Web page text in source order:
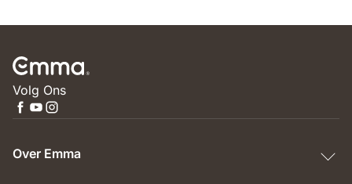
Volg Ons
Over Emma